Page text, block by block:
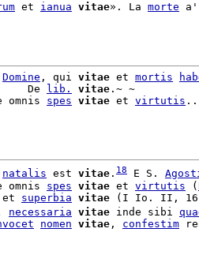
et ianua vitae». La morte a'
Domine , qui vitae et mortis
De
lib. vitae .~ ~
omnis
spes vitae et virtutis
natalis est vitae . 18 E S.
omnis
spes vitae et virtutis (
superbia vitae (I Io. II,
necessaria vitae inde sibi
nomen vitae , confestim